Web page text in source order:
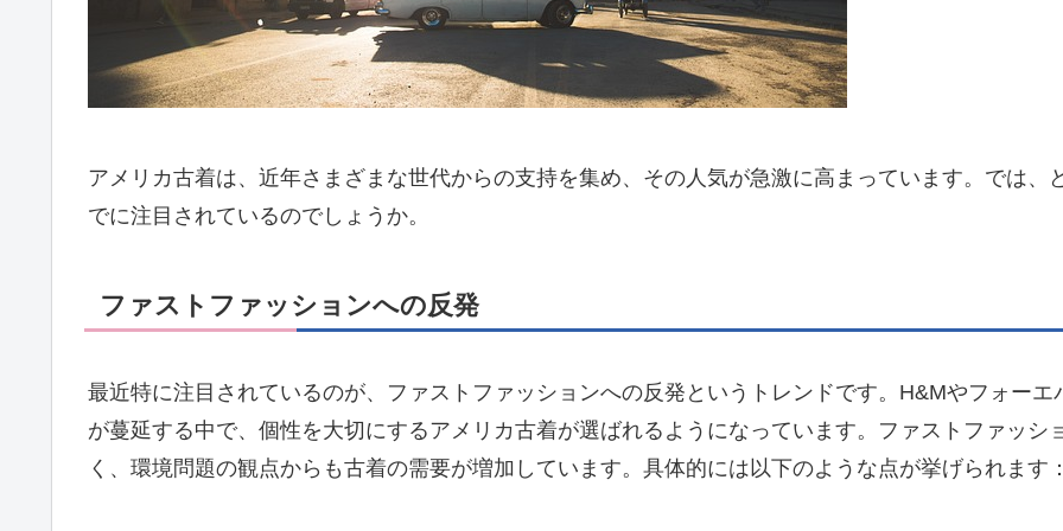
アメリカ古着は、近年さまざまな世代からの支持を集め、その人気が急激に高まっています。では
でに注目されているのでしょうか。
ファストファッションへの反発
最近特に注目されているのが、ファストファッションへの反発というトレンドです。H&Mやフォー
が蔓延する中で、個性を大切にするアメリカ古着が選ばれるようになっています。ファストファッ
く、環境問題の観点からも古着の需要が増加しています。具体的には以下のような点が挙げられます